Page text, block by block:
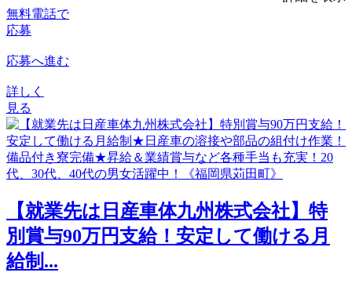
無料電話で
応募
応募へ進む
詳しく
見る
【就業先は日産車体九州株式会社】特
別賞与90万円支給！安定して働ける月
給制...